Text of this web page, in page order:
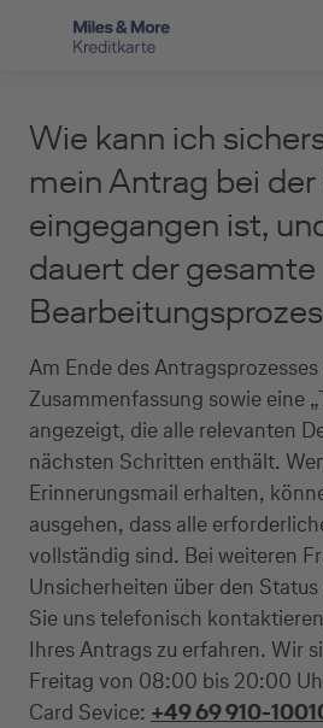
Direkt zur Suche
Direkt zum Hauptinhalt
Selbstständige
Unternehmen
Service
Miles & More Programm
Schritt für Schritt zur neuen Karte
Kreditkarte empfehlen
Kreditkarten-Banking
Kreditkarte
Wie kann ich
mein Antrag bei
eingegangen ist,
dauert der gesamte
Am Ende des
Zusammenfassung sowie eine
angezeigt, die alle relevanten
nächsten Schritten enthält.
Erinnerungsmail erhalten,
ausgehen, dass alle
vollständig sind. Bei weiteren
Unsicherheiten über den
Sie uns telefonisch
Ihres Antrags zu erfahren. Wir
Freitag von 08:00 bis 20:00
Card Sevice: +49 69 910-